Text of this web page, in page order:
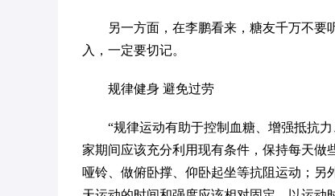
另一方面，在李鹏看来，糖友千万不要
入，一定要切记。
规律健身 避免过劳
“规律运动有助于控制血糖、增强抵抗
家期间应该充分利用现有条件，保持每天做
哑铃、做俯卧撑、仰卧起坐等抗阻运动；